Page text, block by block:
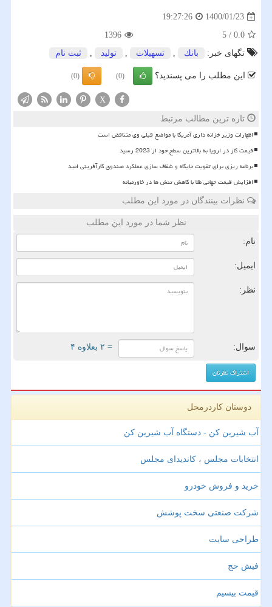
1400/01/23
19:27:26
0.0
/
5
1396
تگهای خبر:
بانك , تسهیلات , تولید , ثبت نام
این مطلب را می پسندید؟ (0)
(0)
X
تازه ترین مطالب مرتبط
اظهارات وزیر خزانه داری آمریکا با مواضع قبلی وی متناقض است
قیمت گاز در اروپا به بالاترین سطح خود از 2023 رسید
برنامه ریزی برای تقویت جایگاه و شفاف سازی عملکرد صندوق کارآفرینی امید
افزایش قیمت جهانی طلا با کاهش تنش ها در خاورمیانه
نظرات بینندگان در مورد این مطلب
نظر شما در مورد این مطلب
نام:
ایمیل:
نظر:
سوال: = ۲ بعلاوه ۴
دوستان کاردرمحل
آب شیرین کن - دستگاه آب شیرین کن
انتخابات مجلس ، کاندیدای مجلس
خرید و فروش خودرو
شرکت صنعتی سخت پوشش
طراحی سایت
فیش حج
قیمت بیسیم